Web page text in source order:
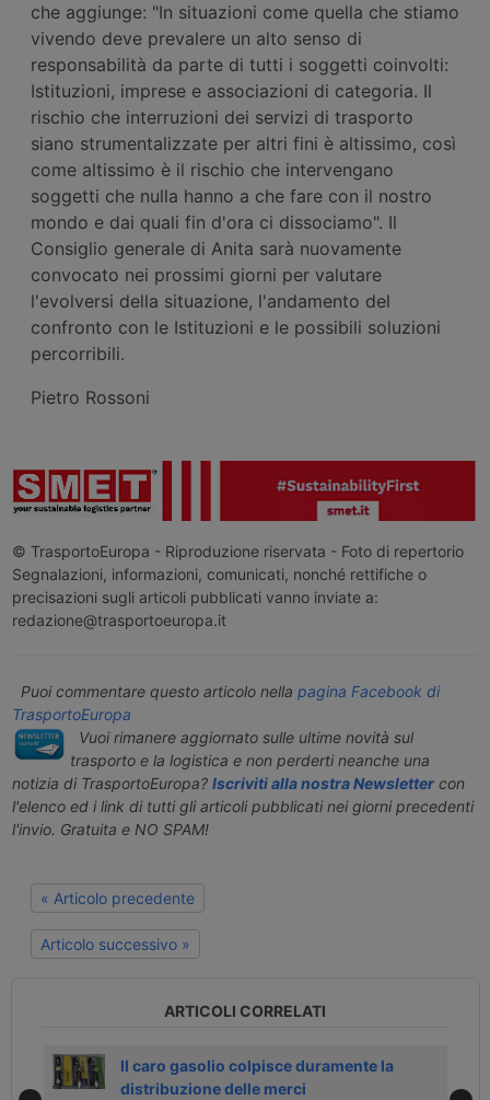
che aggiunge: "In situazioni come quella che stiamo
vivendo deve prevalere un alto senso di
responsabilità da parte di tutti i soggetti coinvolti:
Istituzioni, imprese e associazioni di categoria. Il
rischio che interruzioni dei servizi di trasporto
siano strumentalizzate per altri fini è altissimo, così
come altissimo è il rischio che intervengano
soggetti che nulla hanno a che fare con il nostro
mondo e dai quali fin d'ora ci dissociamo". Il
Consiglio generale di Anita sarà nuovamente
convocato nei prossimi giorni per valutare
l'evolversi della situazione, l'andamento del
confronto con le Istituzioni e le possibili soluzioni
percorribili.
Pietro Rossoni
© TrasportoEuropa - Riproduzione riservata - Foto di repertorio
Segnalazioni, informazioni, comunicati, nonché rettifiche o
precisazioni sugli articoli pubblicati vanno inviate a:
redazione@trasportoeuropa.it
Puoi commentare questo articolo nella pagina Facebook di
TrasportoEuropa
Vuoi rimanere aggiornato sulle ultime novità sul
trasporto e la logistica e non perderti neanche una
notizia di TrasportoEuropa? Iscriviti alla nostra Newslettercon
l'elenco ed i link di tutti gli articoli pubblicati nei giorni precedenti
l'invio. Gratuita e NO SPAM!
« Articolo precedente
Articolo successivo »
ARTICOLI CORRELATI
Il caro gasolio colpisce duramente la
distribuzione delle merci